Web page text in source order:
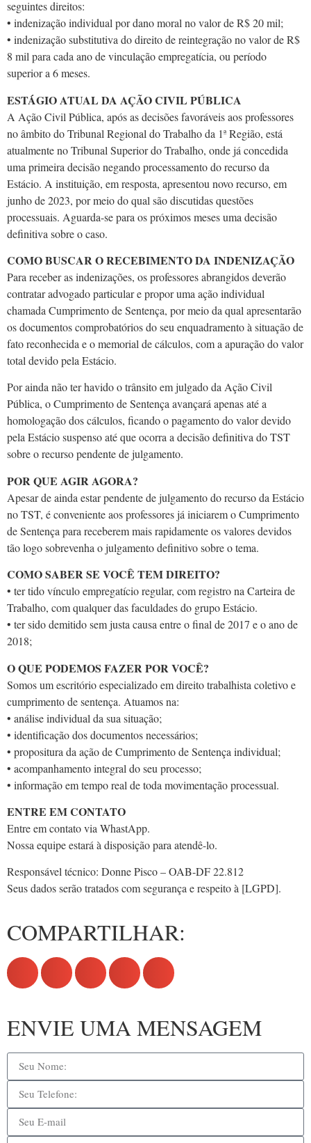
seguintes direitos:
• indenização individual por dano moral no valor de R$ 20 mil;
• indenização substitutiva do direito de reintegração no valor de R$
8 mil para cada ano de vinculação empregatícia, ou período
superior a 6 meses.
ESTÁGIO ATUAL DA AÇÃO CIVIL PÚBLICA
A Ação Civil Pública, após as decisões favoráveis aos professores
no âmbito do Tribunal Regional do Trabalho da 1ª Região, está
atualmente no Tribunal Superior do Trabalho, onde já concedida
uma primeira decisão negando processamento do recurso da
Estácio. A instituição, em resposta, apresentou novo recurso, em
junho de 2023, por meio do qual são discutidas questões
processuais. Aguarda-se para os próximos meses uma decisão
definitiva sobre o caso.
COMO BUSCAR O RECEBIMENTO DA INDENIZAÇÃO
Para receber as indenizações, os professores abrangidos deverão
contratar advogado particular e propor uma ação individual
chamada Cumprimento de Sentença, por meio da qual apresentarão
os documentos comprobatórios do seu enquadramento à situação de
fato reconhecida e o memorial de cálculos, com a apuração do valor
total devido pela Estácio.
Por ainda não ter havido o trânsito em julgado da Ação Civil
Pública, o Cumprimento de Sentença avançará apenas até a
homologação dos cálculos, ficando o pagamento do valor devido
pela Estácio suspenso até que ocorra a decisão definitiva do TST
sobre o recurso pendente de julgamento.
POR QUE AGIR AGORA?
Apesar de ainda estar pendente de julgamento do recurso da Estácio
no TST, é conveniente aos professores já iniciarem o Cumprimento
de Sentença para receberem mais rapidamente os valores devidos
tão logo sobrevenha o julgamento definitivo sobre o tema.
COMO SABER SE VOCÊ TEM DIREITO?
• ter tido vínculo empregatício regular, com registro na Carteira de
Trabalho, com qualquer das faculdades do grupo Estácio.
• ter sido demitido sem justa causa entre o final de 2017 e o ano de
2018;
O QUE PODEMOS FAZER POR VOCÊ?
Somos um escritório especializado em direito trabalhista coletivo e
cumprimento de sentença. Atuamos na:
• análise individual da sua situação;
• identificação dos documentos necessários;
• propositura da ação de Cumprimento de Sentença individual;
• acompanhamento integral do seu processo;
• informação em tempo real de toda movimentação processual.
ENTRE EM CONTATO
Entre em contato via WhastApp.
Nossa equipe estará à disposição para atendê-lo.
Responsável técnico: Donne Pisco – OAB-DF 22.812
Seus dados serão tratados com segurança e respeito à [LGPD].
COMPARTILHAR:
ENVIE UMA MENSAGEM